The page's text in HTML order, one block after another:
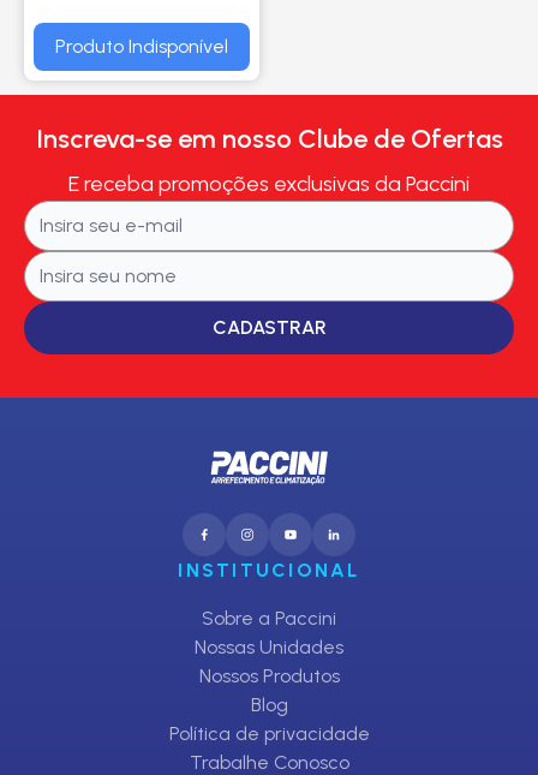
OM355-51519 / 1520 / 1819 /
2219 - M. MARELLI
Produto Indisponível
Inscreva-se em nosso Clube de Ofertas
E receba promoções exclusivas da Paccini
CADASTRAR
INSTITUCIONAL
Sobre a Paccini
Nossas Unidades
Nossos Produtos
Blog
Política de privacidade
Trabalhe Conosco